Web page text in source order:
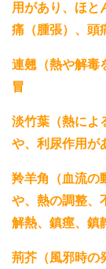
用があり、ほと
痛（腫張）、頭
連翹（熱や解毒
冒
淡竹葉（熱によ
や、利尿作用が
羚羊角（血流の
や、熱の調整、
解熱、鎮痙、鎮
荊芥（風邪時の